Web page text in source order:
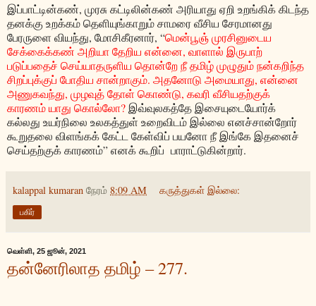
இப்பாட்டின்கண், முரசு கட்டிலின்கண் அரியாது ஏறி உறங்கிக் கிடந்த
தனக்கு உறக்கம் தெளியுங்காறும் சாமரை வீசிய சேரமானது
பேரருளை வியந்து, மோசிகீரனார், “மென்பூஞ்முரசினுடைய
சேக்கைக்கண் அறியா தேறிய என்னை, வாளால் இருபாற்
படுப்பதைச் செய்யாதருளிய தொன்றே நீ தமிழ் முழுதும் நன்கறிந்த
சிறப்புக்குப் போதிய சான்றாகும். அதனோடு அமையாது, என்னை
அணுகவந்து, முழவுத் தோள் கொண்டு, கவரி வீசியதற்குக்
காரணம் யாது கொல்லோ? இவ்வுலகத்தே இசையுடையோர்க்
கல்லது உயர்நிலை உலகத்துள் உறைவிடம் இல்லை எனச்சான்றோர்
கூறுதலை விளங்கக் கேட்ட கேள்விப் பயனோ நீ இங்கே இதனைச்
செய்தற்குக் காரணம்”எனக் கூறிப் பாராட்டுகின்றார்.
kalappal kumaran நேரம் 8:09 AM கருத்துகள் இல்லை:
பகிர்
வெள்ளி, 25 ஜூன், 2021
தன்னேரிலாத தமிழ் – 277.